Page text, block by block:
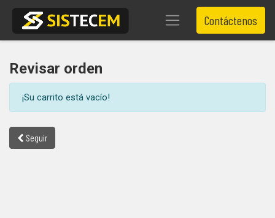
Contáctenos
Revisar orden
¡Su carrito está vacío!
Seguir